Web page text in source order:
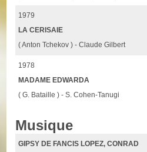
1979
LA CERISAIE
( Anton Tchekov ) - Claude Gilbert
1978
MADAME EDWARDA
( G. Bataille ) - S. Cohen-Tanugi
Musique
GIPSY DE FANCIS LOPEZ, CONRAD